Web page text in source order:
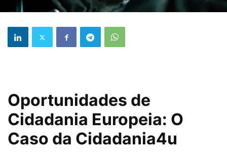
Oportunidades de
Cidadania Europeia: O
Caso da Cidadania4u